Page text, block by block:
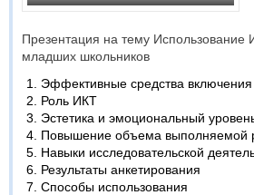
Презентация на тему Использование
младших школьников
Эффективные средства
Роль ИКТ
Эстетика и эмоциональный
Повышение объема выполняемой
Навыки исследовательской
Результаты анкетирования
Способы использования